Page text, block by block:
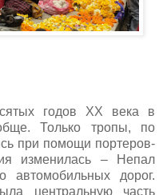
годов ХХ века в
Только тропы, по
при помощи портеров-
изменилась – Непал
автомобильных дорог.
центральную часть